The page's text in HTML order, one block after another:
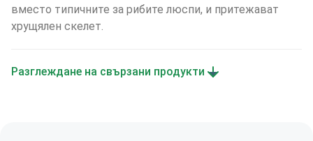
вместо типичните за рибите люспи, и притежават
хрущялен скелет.
Разглеждане на свързани продукти